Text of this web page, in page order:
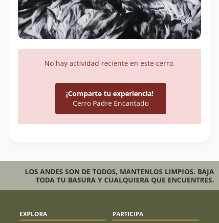
No hay actividad reciente en este cerro.
¡Comparte tu experiencia!
Cerro Padre Encantado
LOS ANDES SON DE TODOS, MANTENLOS LIMPIOS. BAJA
TODA TU BASURA Y CUALQUIERA QUE ENCUENTRES.
EXPLORA PARTICIPA